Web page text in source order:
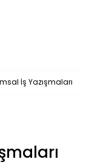
İş Yazışmaları